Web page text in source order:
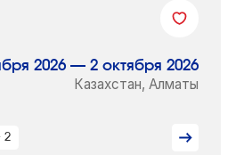
2026 — 2 октября 2026
Казахстан, Алматы
2